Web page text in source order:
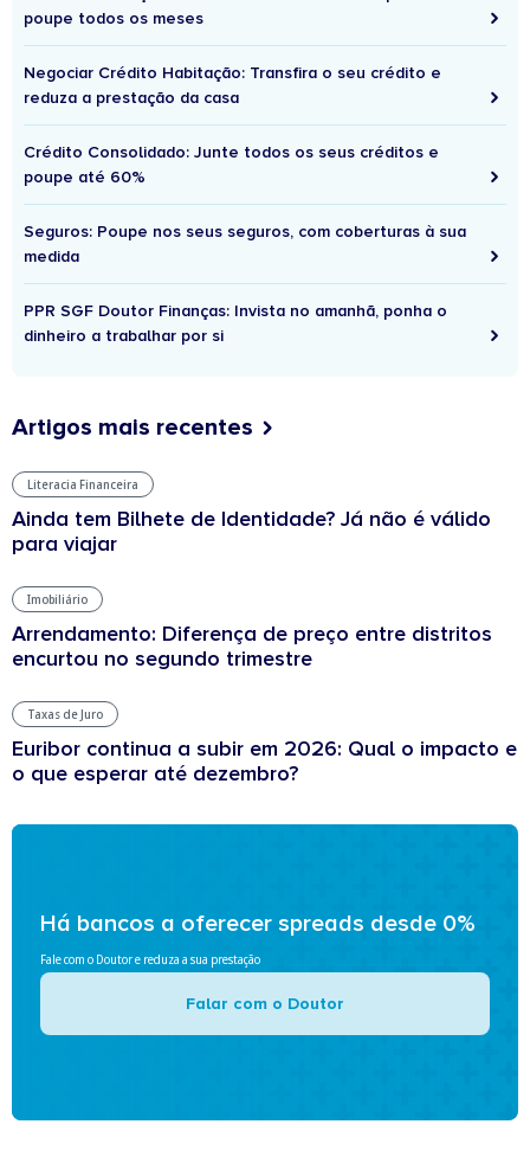
poupe todos os meses
Negociar Crédito Habitação: Transfira o seu crédito e
reduza a prestação da casa
Crédito Consolidado: Junte todos os seus créditos e
poupe até 60%
Seguros: Poupe nos seus seguros, com coberturas à sua
medida
PPR SGF Doutor Finanças: Invista no amanhã, ponha o
dinheiro a trabalhar por si
Artigos mais recentes
Literacia Financeira
Ainda tem Bilhete de Identidade? Já não é válido
para viajar
Imobiliário
Arrendamento: Diferença de preço entre distritos
encurtou no segundo trimestre
Taxas de Juro
Euribor continua a subir em 2026: Qual o impacto e
o que esperar até dezembro?
Há bancos a oferecer spreads desde 0%
Fale com o Doutor e reduza a sua prestação
Falar com o Doutor